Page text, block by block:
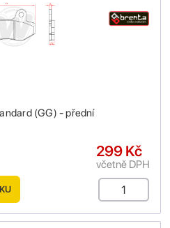
(GG) - přední
299 Kč
včetně DPH